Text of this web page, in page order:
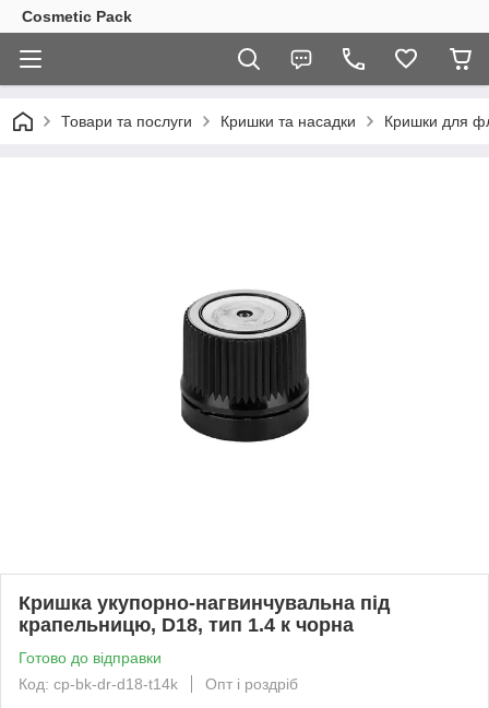
Cosmetic Pack
Товари та послуги Кришки та насадки Кришки для
Кришка укупорно-нагвинчувальна під
крапельницю, D18, тип 1.4 к чорна
Готово до відправки
Код: cp-bk-dr-d18-t14k
Опт і роздріб